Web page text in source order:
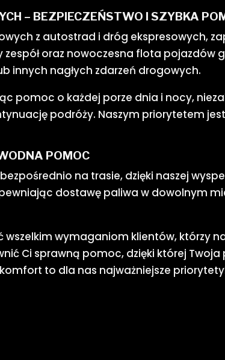
– BEZPIECZEŃSTWO I SZYBKA
z autostrad i dróg ekspresowych,
oraz nowoczesna flota pojazdów
innych nagłych zdarzeń drogowych.
pomoc o każdej porze dnia i nocy,
podróży. Naszym priorytetem
POMOC
na trasie, dzięki naszej
dostawę paliwa w dowolnym
wymaganiom klientów, którzy
Ci sprawną pomoc, dzięki której Twoja
to dla nas najważniejsze